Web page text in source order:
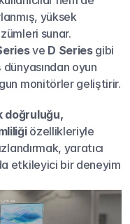
yüksek
ve D Series gibi
oyun
monitörler geliştirir.
doğruluğu,
özellikleriyle
yaratıcı
etkileyici bir deneyim